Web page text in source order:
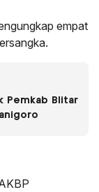
empat
Pemkab Blitar